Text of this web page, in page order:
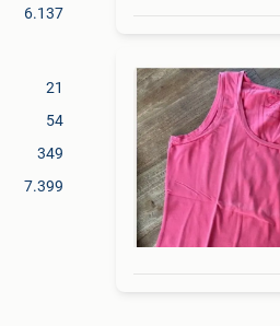
6.137
21
54
349
7.399